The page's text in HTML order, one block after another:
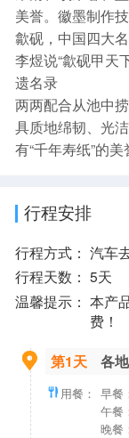
美誉。徽墨制作
歙砚，中国四大
李煜说“歙砚甲天
遗名录
两两配合从池中
具质地绵韧、光
有“千年寿纸”的
行程安排
行程方式： 汽车
行程天数： 5天
温馨提示： 本产
费！
第1天 各
用餐： 早餐
午餐
晚餐